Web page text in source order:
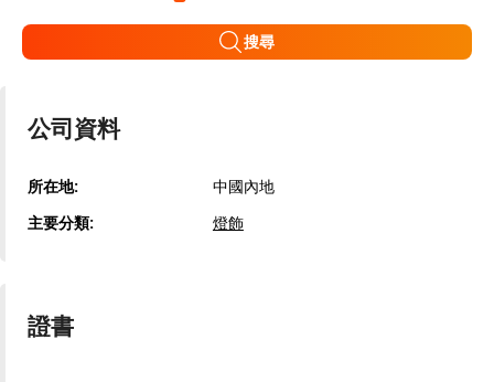
搜尋
公司資料
所在地: 中國內地
主要分類: 燈飾
證書